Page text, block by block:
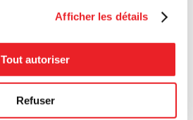
Afficher les détails
Tout autoriser
Refuser